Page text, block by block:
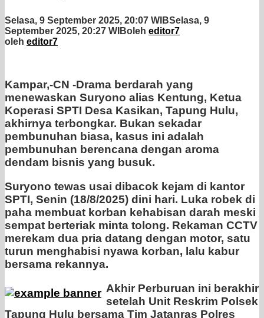
Selasa, 9 September 2025, 20:07 WIBSelasa, 9
September 2025, 20:27 WIBoleh editor7
oleh editor7
Kampar,-CN -Drama berdarah yang
menewaskan Suryono alias Kentung, Ketua
Koperasi SPTI Desa Kasikan, Tapung Hulu,
akhirnya terbongkar. Bukan sekadar
pembunuhan biasa, kasus ini adalah
pembunuhan berencana dengan aroma
dendam bisnis yang busuk.
Suryono tewas usai dibacok kejam di kantor
SPTI, Senin (18/8/2025) dini hari. Luka robek di
paha membuat korban kehabisan darah meski
sempat berteriak minta tolong. Rekaman CCTV
merekam dua pria datang dengan motor, satu
turun menghabisi nyawa korban, lalu kabur
bersama rekannya.
Akhir Perburuan ini berakhir
setelah Unit Reskrim Polsek
Tapung Hulu bersama Tim Jatanras Polres